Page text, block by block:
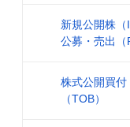
新規公開株（
公募・売出（
株式公開買付
（TOB）